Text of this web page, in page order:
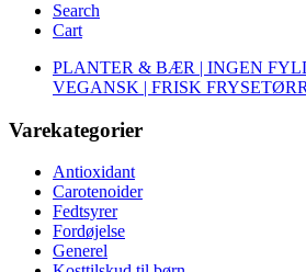
Search
Cart
PLANTER & BÆR | INGEN
VEGANSK | FRISK
Varekategorier
Antioxidant
Carotenoider
Fedtsyrer
Fordøjelse
Generel